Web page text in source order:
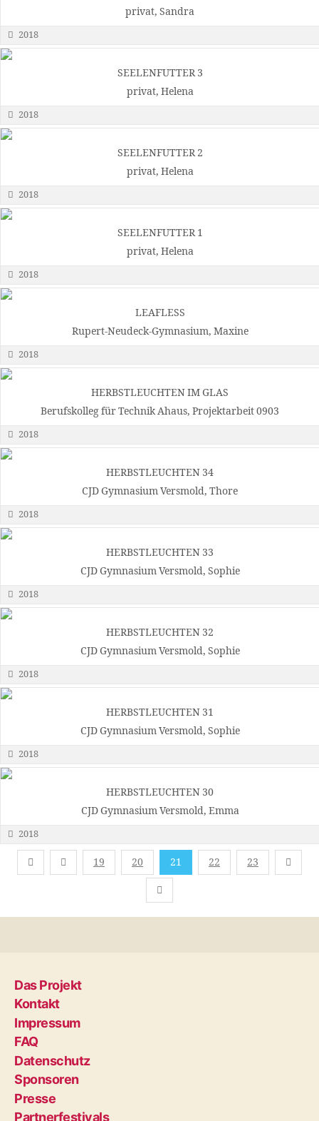
privat, Sandra
2018
SEELENFUTTER 3
privat, Helena
2018
SEELENFUTTER 2
privat, Helena
2018
SEELENFUTTER 1
privat, Helena
2018
LEAFLESS
Rupert-Neudeck-Gymnasium, Maxine
2018
HERBSTLEUCHTEN IM GLAS
Berufskolleg für Technik Ahaus, Projektarbeit 0903
2018
HERBSTLEUCHTEN 34
CJD Gymnasium Versmold, Thore
2018
HERBSTLEUCHTEN 33
CJD Gymnasium Versmold, Sophie
2018
HERBSTLEUCHTEN 32
CJD Gymnasium Versmold, Sophie
2018
HERBSTLEUCHTEN 31
CJD Gymnasium Versmold, Sophie
2018
HERBSTLEUCHTEN 30
CJD Gymnasium Versmold, Emma
2018
19 20 21 22 23
Das Projekt
Kontakt
Impressum
FAQ
Datenschutz
Sponsoren
Presse
Partnerfestivals